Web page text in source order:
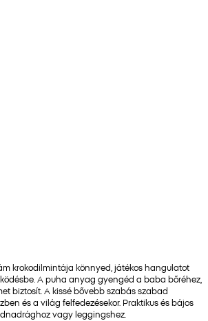
krokodilmintája könnyed, játékos hangulatot
A puha anyag gyengéd a baba bőréhez,
biztosít. A kissé bővebb szabás szabad
és a világ felfedezésekor. Praktikus és bájos
vagy leggingshez.